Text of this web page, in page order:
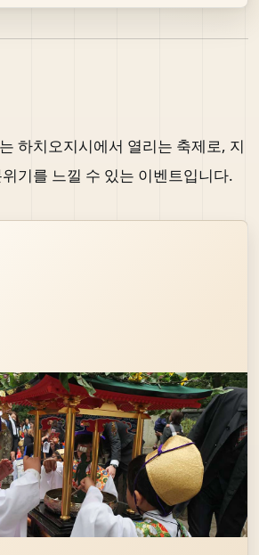
하치오지시에서 열리는 축제로, 지
기를 느낄 수 있는 이벤트입니다.